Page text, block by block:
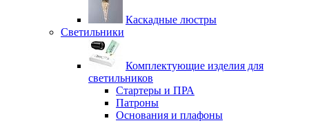
Каскадные люстры
Светильники
Комплектующие изделия для
светильников
Стартеры и ПРА
Патроны
Основания и плафоны